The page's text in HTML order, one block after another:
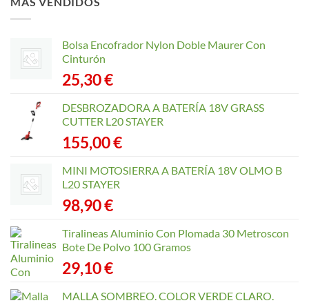
Bolsa Encofrador Nylon Doble Maurer Con
Cinturón
25,30€
DESBROZADORA A BATERÍA 18V GRASS
CUTTER L20 STAYER
155,00€
MINI MOTOSIERRA A BATERÍA 18V OLMO B
L20 STAYER
98,90€
Tiralineas Aluminio Con Plomada 30 Metroscon
Bote De Polvo 100 Gramos
29,10€
MALLA SOMBREO. COLOR VERDE CLARO.